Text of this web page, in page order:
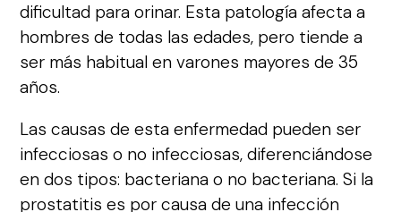
dificultad para orinar. Esta patología afecta a
hombres de todas las edades, pero tiende a
ser más habitual en varones mayores de 35
años.
Las causas de esta enfermedad pueden ser
infecciosas o no infecciosas, diferenciándose
en dos tipos: bacteriana o no bacteriana. Si la
prostatitis es por causa de una infección